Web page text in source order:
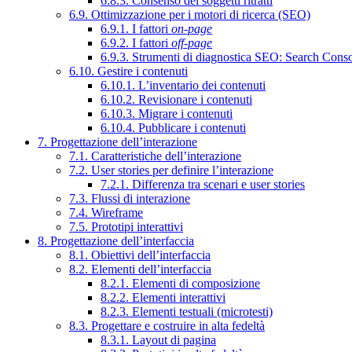
6.9. Ottimizzazione per i motori di ricerca (SEO)
6.9.1. I fattori on-page
6.9.2. I fattori off-page
6.9.3. Strumenti di diagnostica SEO: Search
6.10. Gestire i contenuti
6.10.1. L’inventario dei contenuti
6.10.2. Revisionare i contenuti
6.10.3. Migrare i contenuti
6.10.4. Pubblicare i contenuti
7. Progettazione dell’interazione
7.1. Caratteristiche dell’interazione
7.2. User stories per definire l’interazione
7.2.1. Differenza tra scenari e user stories
7.3. Flussi di interazione
7.4. Wireframe
7.5. Prototipi interattivi
8. Progettazione dell’interfaccia
8.1. Obiettivi dell’interfaccia
8.2. Elementi dell’interfaccia
8.2.1. Elementi di composizione
8.2.2. Elementi interattivi
8.2.3. Elementi testuali (microtesti)
8.3. Progettare e costruire in alta fedeltà
8.3.1. Layout di pagina